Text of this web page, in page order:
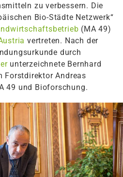
zu verbessern. Die
Bio-Städte Netzwerk“
(MA 49)
vertreten. Nach der
durch
unterzeichnete Bernhard
Forstdirektor Andreas
49 und Bioforschung.